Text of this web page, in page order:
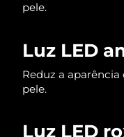
pele.
Luz LED
Reduz a
pele.
Luz LED
Eslováquia
Eslovênia
África do Sul